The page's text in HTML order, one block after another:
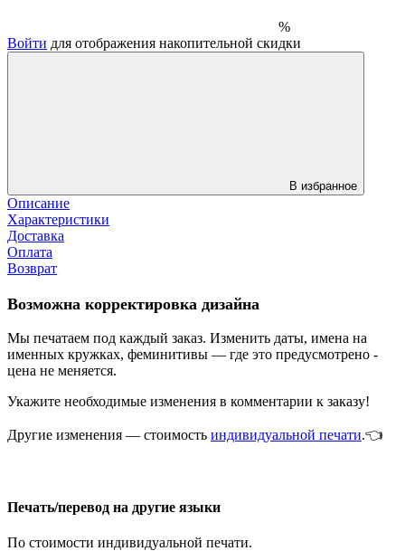
%
Войти для отображения накопительной скидки
В избранное
Описание
Характеристики
Доставка
Оплата
Возврат
Возможна корректировка дизайна
Мы печатаем под каждый заказ. Изменить даты, имена на
именных кружках, феминитивы — где это предусмотрено -
цена не меняется.
Укажите необходимые изменения в комментарии к заказу!
Другие изменения — стоимость индивидуальной печати.👈
Печать/перевод на другие языки
По стоимости индивидуальной печати.